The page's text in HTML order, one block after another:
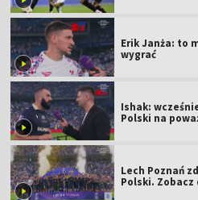
Erik Janża: to
wygrać
Ishak:
Polski na
Lech Poznań
Polski. Zobacz